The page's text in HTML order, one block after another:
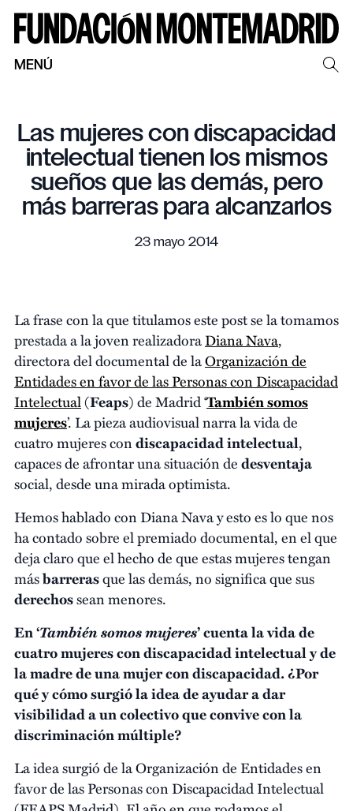
MENÚ
Las mujeres con discapacidad
intelectual tienen los mismos
sueños que las demás, pero
más barreras para alcanzarlos
23 mayo 2014
La frase con la que titulamos este post se la tomamos
prestada a la joven realizadoraDiana Nava,
directora del documental de laOrganización de
Entidades en favor de las Personas con Discapacidad
Intelectual(Feaps) de Madrid ‘También somos
mujeres’. La pieza audiovisual narra la vida de
cuatro mujeres condiscapacidad intelectual,
capaces de afrontar una situación dedesventaja
social, desde una mirada optimista.
Hemos hablado con Diana Nava y esto es lo que nos
ha contado sobre el premiado documental, en el que
deja claro que el hecho de que estas mujeres tengan
másbarrerasque las demás, no significa que sus
derechossean menores.
En ‘También somos mujeres’ cuenta la vida de
cuatro mujeres con discapacidad intelectual y de
la madre de una mujer con discapacidad. ¿Por
qué y cómo surgió la idea de ayudar a dar
visibilidad a un colectivo que convive con la
discriminación múltiple?
La idea surgió de la Organización de Entidades en
favor de las Personas con Discapacidad Intelectual